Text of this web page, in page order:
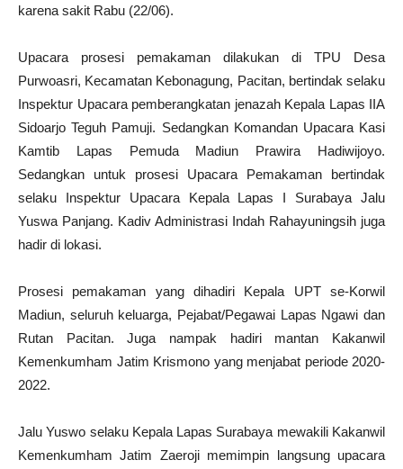
karena sakit Rabu (22/06).
Upacara prosesi pemakaman dilakukan di TPU Desa
Purwoasri, Kecamatan Kebonagung, Pacitan, bertindak selaku
Inspektur Upacara pemberangkatan jenazah Kepala Lapas IIA
Sidoarjo Teguh Pamuji. Sedangkan Komandan Upacara Kasi
Kamtib Lapas Pemuda Madiun Prawira Hadiwijoyo.
Sedangkan untuk prosesi Upacara Pemakaman bertindak
selaku Inspektur Upacara Kepala Lapas I Surabaya Jalu
Yuswa Panjang. Kadiv Administrasi Indah Rahayuningsih juga
hadir di lokasi.
Prosesi pemakaman yang dihadiri Kepala UPT se-Korwil
Madiun, seluruh keluarga, Pejabat/Pegawai Lapas Ngawi dan
Rutan Pacitan. Juga nampak hadiri mantan Kakanwil
Kemenkumham Jatim Krismono yang menjabat periode 2020-
2022.
Jalu Yuswo selaku Kepala Lapas Surabaya mewakili Kakanwil
Kemenkumham Jatim Zaeroji memimpin langsung upacara